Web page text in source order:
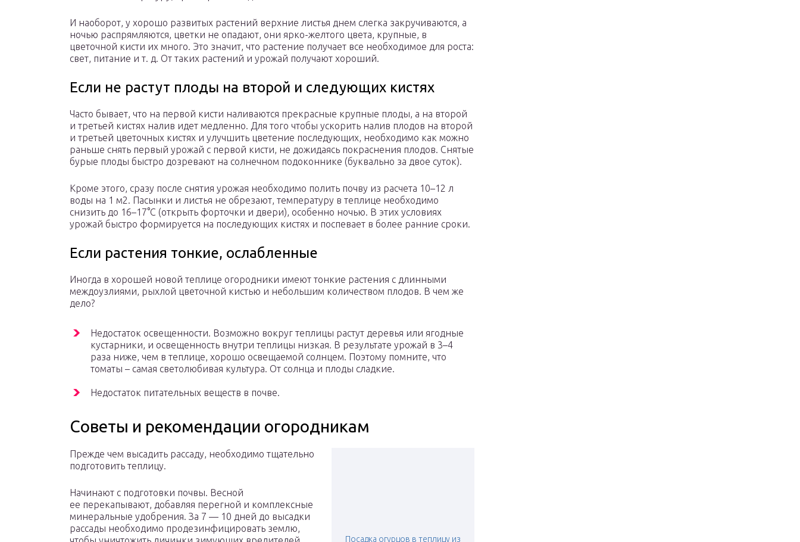
И наоборот, у хорошо развитых растений верхние листья днем слегка закручиваются, а
ночью распрямляются, цветки не опадают, они ярко-желтого цвета, крупные, в
цветочной кисти их много. Это значит, что растение получает все необходимое для роста:
свет, питание и т. д. От таких растений и урожай получают хороший.
Если не растут плоды на второй и следующих кистях
Часто бывает, что на первой кисти наливаются прекрасные крупные плоды, а на второй
и третьей кистях налив идет медленно. Для того чтобы ускорить налив плодов на второй
и третьей цветочных кистях и улучшить цветение последующих, необходимо как можно
раньше снять первый урожай с первой кисти, не дожидаясь покраснения плодов. Снятые
бурые плоды быстро дозревают на солнечном подоконнике (буквально за двое суток).
Кроме этого, сразу после снятия урожая необходимо полить почву из расчета 10–12 л
воды на 1 м2. Пасынки и листья не обрезают, температуру в теплице необходимо
снизить до 16–17°C (открыть форточки и двери), особенно ночью. В этих условиях
урожай быстро формируется на последующих кистях и поспевает в более ранние сроки.
Если растения тонкие, ослабленные
Иногда в хорошей новой теплице огородники имеют тонкие растения с длинными
междоузлиями, рыхлой цветочной кистью и небольшим количеством плодов. В чем же
дело?
Недостаток освещенности. Возможно вокруг теплицы растут деревья или ягодные
кустарники, и освещенность внутри теплицы низкая. В результате урожай в 3–4
раза ниже, чем в теплице, хорошо освещаемой солнцем. Поэтому помните, что
томаты – самая светолюбивая культура. От солнца и плоды сладкие.
Недостаток питательных веществ в почве.
Советы и рекомендации огородникам
Посадка огурцов в теплицу из
Прежде чем высадить рассаду, необходимо тщательно
подготовить теплицу.
Начинают с подготовки почвы. Весной
ее перекапывают, добавляя перегной и комплексные
минеральные удобрения. За 7 — 10 дней до высадки
рассады необходимо продезинфицировать землю,